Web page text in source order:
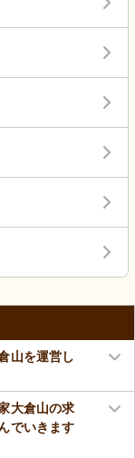
山を運営し
大倉山の求
でいきます